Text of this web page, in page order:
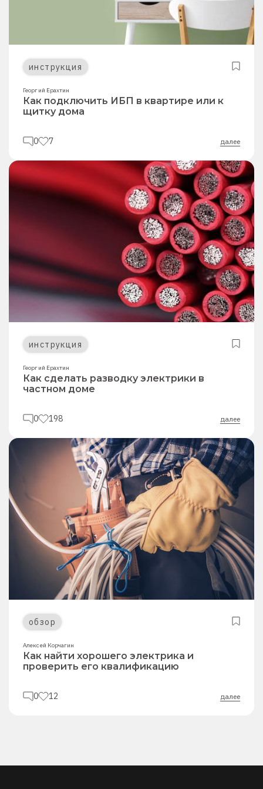
инструкция
Георгий Ерахтин
Как подключить ИБП в квартире или к
щитку дома
0 7 далее
инструкция
Георгий Ерахтин
Как сделать разводку электрики в
частном доме
0 198 далее
обзор
Алексей Корчагин
Как найти хорошего электрика и
проверить его квалификацию
0 12 далее